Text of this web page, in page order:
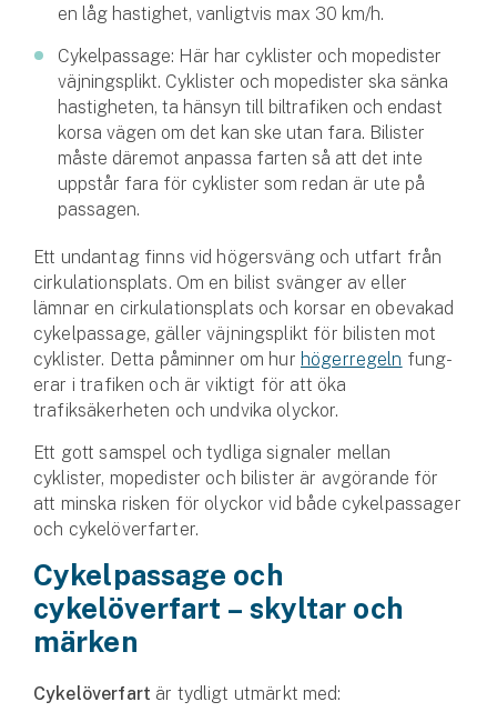
Djurförsäkring
Hem & hus
Hemförsäkring
Villaförsäkring
Bostadsrättsförsäkring
Hyresrättsförsäkring
Fritidshusförsäkring
Företag
Företagsförsäkring
Bilförsäkring för företag
Släpvagnsförsäkring
Drönarförsäkring
För förmedlare
Gruppförsäkringar
Kommunolycksfall
en låg hastig­het, vanligtvis max 30 km/h.
Cykelpassage: Här har cyklister och mopedister
väjningsplikt. Cyklister och mopedister ska sänka
hastigheten, ta hänsyn till biltrafiken och endast
korsa vägen om det kan ske utan fara. Bilister
måste däremot anpassa farten så att det inte
uppstår fara för cyklister som redan är ute på
passagen.
Ett undantag finns vid högersväng och utfart från
cirkulationsplats. Om en bilist svänger av eller
lämnar en cirkulationsplats och korsar en obevakad
cykelpassage, gäller väjningsplikt för bilisten mot
cyklister. Detta påminner om hur högerregeln fung­
erar i trafiken och är viktigt för att öka
trafiksäkerheten och undvika olyckor.
Ett gott samspel och tydliga signaler mellan
cyklister, mopedister och bilister är av­görande för
att minska risken för olyckor vid både cykelpassager
och cykelöverfarter.
Cykelpassage och
cykelöverfart – skyltar och
märken
Cykelöverfart är tydligt utmärkt med: